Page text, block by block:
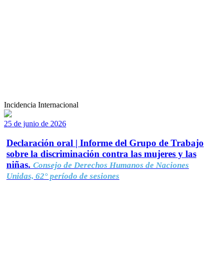
Incidencia Internacional
25 de junio de 2026
Declaración oral | Informe del Grupo de Trabajo
sobre la discriminación contra las mujeres y las
niñas. Consejo de Derechos Humanos de Naciones
Unidas, 62° período de sesiones